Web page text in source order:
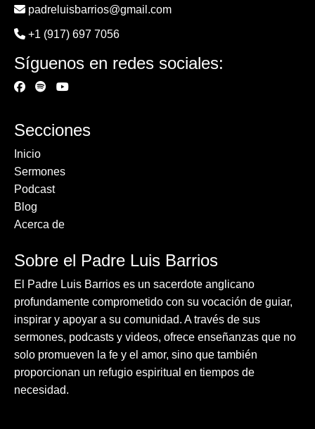
padreluisbarrios@gmail.com
+1 (917) 697 7056
Síguenos en redes sociales:
Secciones
Inicio
Sermones
Podcast
Blog
Acerca de
Sobre el Padre Luis Barrios
El Padre Luis Barrios es un sacerdote anglicano
profundamente comprometido con su vocación de guiar,
inspirar y apoyar a su comunidad. A través de sus
sermones, podcasts y videos, ofrece enseñanzas que no
solo promueven la fe y el amor, sino que también
proporcionan un refugio espiritual en tiempos de
necesidad.